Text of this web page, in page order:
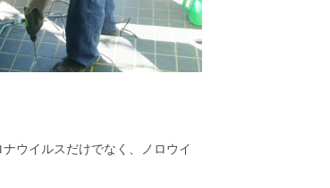
ウイルスだけでなく、ノロウイ